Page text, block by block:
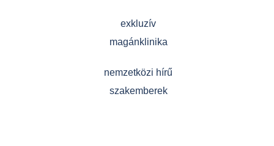
exkluzív
magánklinika
nemzetközi hírű
szakemberek